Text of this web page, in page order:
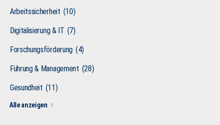
Arbeitssicherheit (10)
Digitalisierung & IT (7)
Forschungsförderung (4)
Führung & Management (28)
Gesundheit (11)
Alle anzeigen